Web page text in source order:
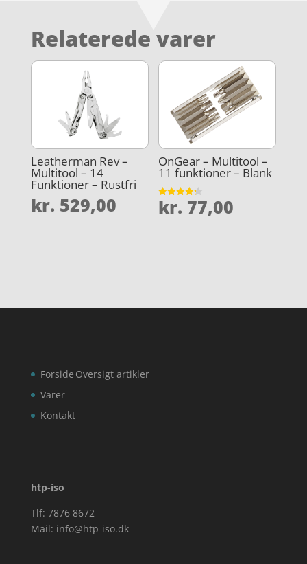
Relaterede varer
Leatherman Rev –
Multitool – 14
Funktioner – Rustfri
kr. 529,00
OnGear – Multitool –
11 funktioner – Blank
Vurderet
4.2
kr. 77,00
Forside
Varer
Kontakt
Oversigt artikler
htp-iso
Tlf: 7876 8672
Mail: info@htp-iso.dk